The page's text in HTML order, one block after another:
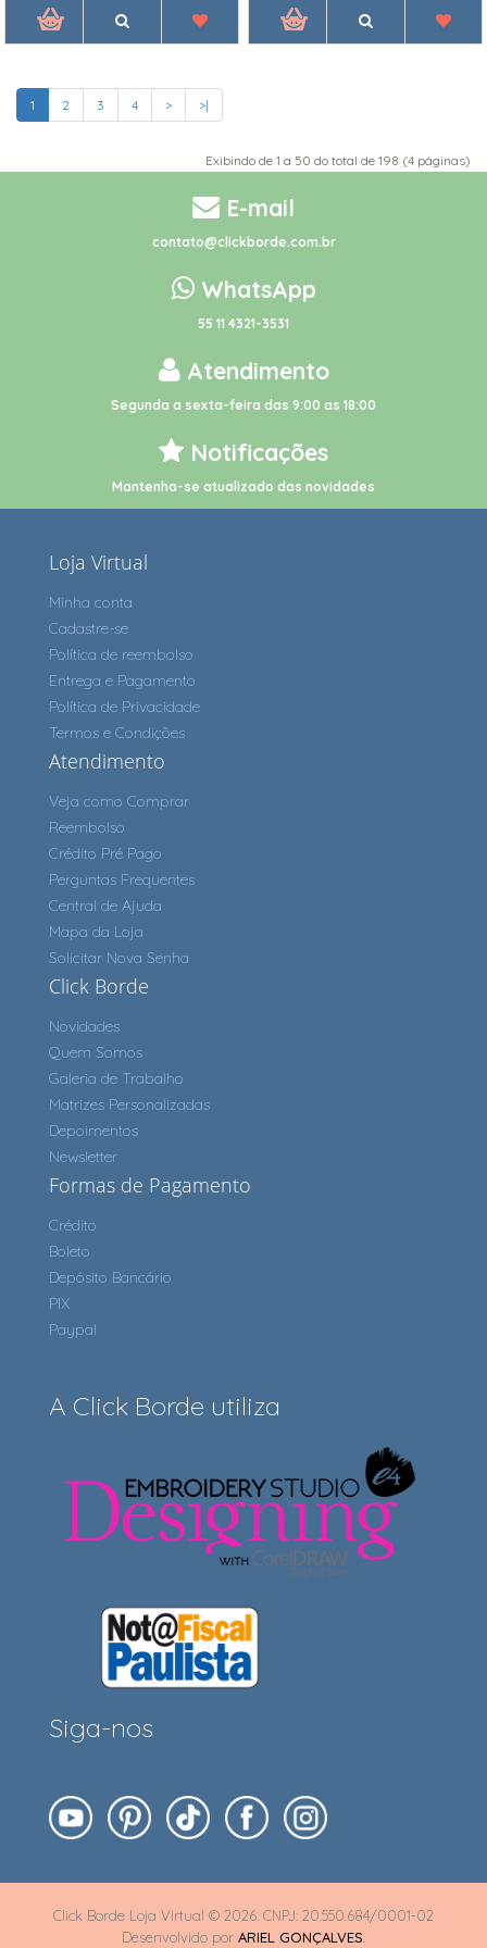
1 2 3 4 > >|
Exibindo de 1 a 50 do total de 198 (4 páginas)
E-mail
contato@clickborde.com.br
WhatsApp
55 11 4321-3531
Atendimento
Segunda a sexta-feira das 9:00 as 18:00
Notificações
Mantenha-se atualizado das novidades
Loja Virtual
Minha conta
Cadastre-se
Política de reembolso
Entrega e Pagamento
Política de Privacidade
Termos e Condições
Atendimento
Veja como Comprar
Reembolso
Crédito Pré Pago
Perguntas Frequentes
Central de Ajuda
Mapa da Loja
Solicitar Nova Senha
Click Borde
Novidades
Quem Somos
Galeria de Trabalho
Matrizes Personalizadas
Depoimentos
Newsletter
Formas de Pagamento
Crédito
Boleto
Depósito Bancário
PIX
Paypal
A Click Borde utiliza
Siga-nos
Click Borde Loja Virtual © 2026. CNPJ: 20.550.684/0001-02
Desenvolvido por ARIEL GONÇALVES